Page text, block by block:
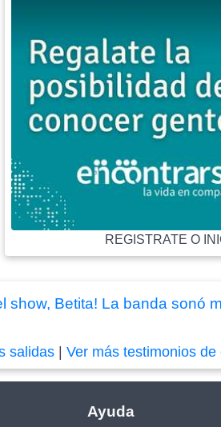
REGISTRATE O
show, Betita! La banda sonó
salidas |Ver más testimonios
Ayuda